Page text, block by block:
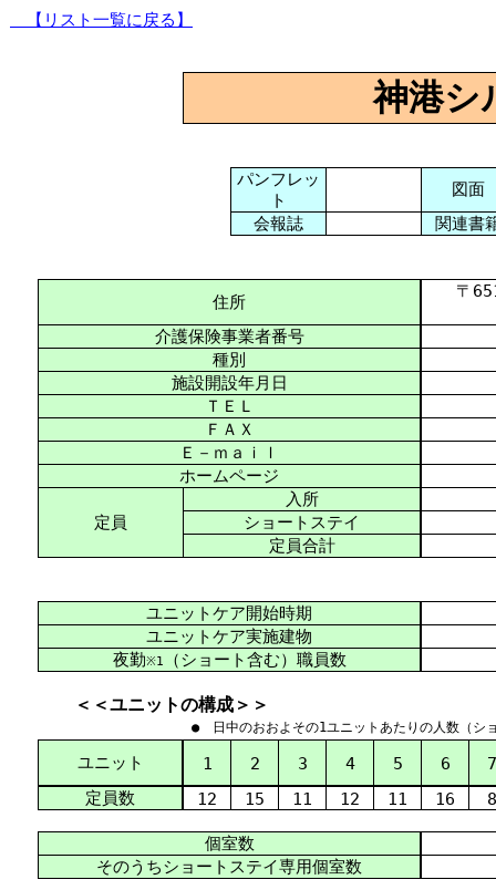
【リスト一覧に戻る】
神港シ
パンフレッ
ト
図面
会報誌
関連書
住所
〒
介護保険事業者番号
種別
施設開設年月日
ＴＥＬ
ＦＡＸ
Ｅ－ｍａｉｌ
ホームページ
定員
入所
ショートステイ
定員合計
ユニットケア開始時期
ユニットケア実施建物
夜勤※1 （ショート含む）職員数
＜＜ユニットの構成＞＞
● 日中のおおよその1ユニットあたりの人数（シ
ユニット 1 2 3 4 5 6
7
定員数
12 15 11 12 11 16 8
個室数
そのうちショートステイ専用個室数